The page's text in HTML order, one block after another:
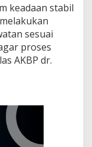
keadaan stabil
sesuai
proses
AKBP dr.